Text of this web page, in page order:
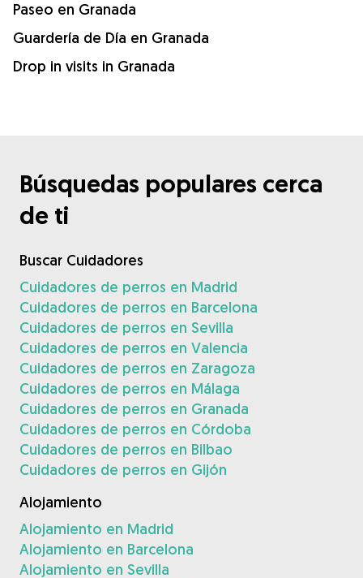
Paseo en Granada
Guardería de Día en Granada
Drop in visits in Granada
Búsquedas populares cerca
de ti
Buscar Cuidadores
Cuidadores de perros en Madrid
Cuidadores de perros en Barcelona
Cuidadores de perros en Sevilla
Cuidadores de perros en Valencia
Cuidadores de perros en Zaragoza
Cuidadores de perros en Málaga
Cuidadores de perros en Granada
Cuidadores de perros en Córdoba
Cuidadores de perros en Bilbao
Cuidadores de perros en Gijón
Alojamiento
Alojamiento en Madrid
Alojamiento en Barcelona
Alojamiento en Sevilla